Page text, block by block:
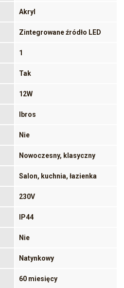
Akryl
Zintegrowane źródło LED
1
Tak
12W
Ibros
Nie
Nowoczesny, klasyczny
Salon, kuchnia, łazienka
230V
IP44
Nie
Natynkowy
60 miesięcy